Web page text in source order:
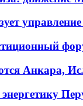
Анкара,